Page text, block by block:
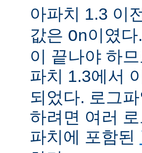
아파치 1.3 이
값은 On이였
이 끝나야 하
파치 1.3에서
되었다. 로그
하려면 여러
파치에 포함된